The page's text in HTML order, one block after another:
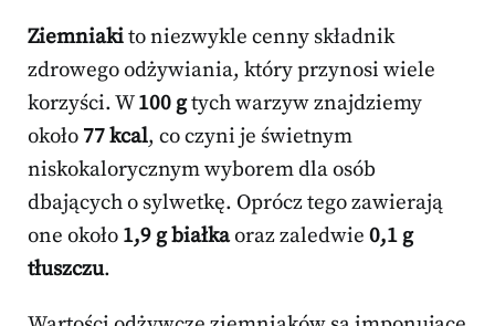
Ziemniakito niezwykle cenny składnik
zdrowego odżywiania, który przynosi wiele
korzyści. W100 gtych warzyw znajdziemy
około 77 kcal, co czyni je świetnym
niskokalorycznym wyborem dla osób
dbających o sylwetkę. Oprócz tego zawierają
one około 1,9 g białkaoraz zaledwie 0,1 g
tłuszczu.